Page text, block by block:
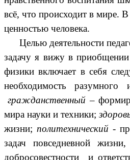
всё, что происходит в мире. В
ценностью человека.
Целью деятельности
задачу я вижу в
физики включает в себя
необходимость
гражданственный–
мира науки и техники;
жизни; политехнический-
задач повседневной
добросовестности и